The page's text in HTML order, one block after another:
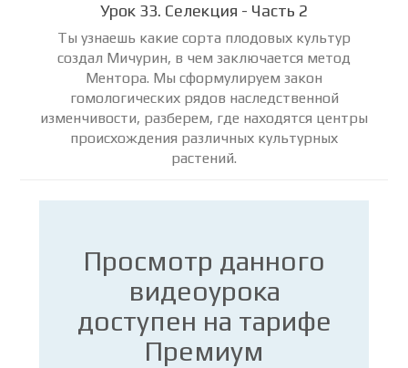
Урок 33. Селекция - Часть 2
Ты узнаешь какие сорта плодовых культур
создал Мичурин, в чем заключается метод
Ментора. Мы сформулируем закон
гомологических рядов наследственной
изменчивости, разберем, где находятся центры
происхождения различных культурных
растений.
Просмотр данного
видеоурока
доступен на тарифе
Премиум